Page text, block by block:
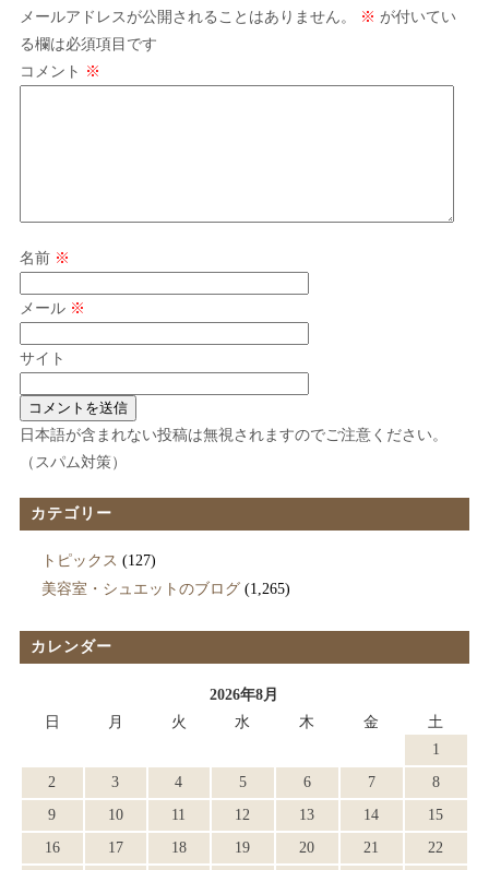
メールアドレスが公開されることはありません。 ※ が付いてい
る欄は必須項目です
コメント ※
名前 ※
メール ※
サイト
日本語が含まれない投稿は無視されますのでご注意ください。
（スパム対策）
カテゴリー
トピックス (127)
美容室・シュエットのブログ(1,265)
カレンダー
2026年8月
日
月 火 水 木 金
土
1
2
3 4 5 6 7
8
9
10 11 12 13 14
15
16
17 18 19 20 21
22